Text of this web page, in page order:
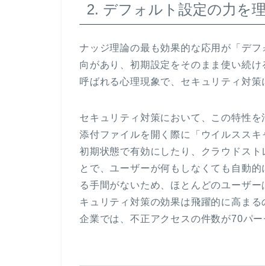
2. デフォルト設定の力を
ナッジ理論の最も効果的な応用が「デ
向があり、初期設定をそのまま使い続
呼ばれる心理現象で、セキュリティ対
セキュリティ対策において、この特性
添付ファイルを開く際に「ウイルスス
初期状態で有効にしたり、クラウドス
とで、ユーザーが何もしなくても自動
る手間がないため、ほとんどのユーザ
キュリティ対策の効果は飛躍的に高ま
企業では、不正アクセスの件数が70パ